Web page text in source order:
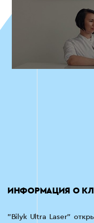
ИНФОРМАЦИЯ О
"Bilyk Ultra Laser"